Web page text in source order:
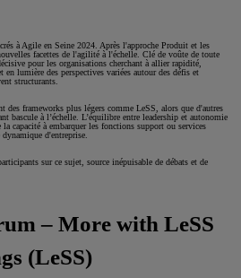
à Agile en Seine 2024. Après l'approche Produit et les
facettes de l'agilité à l'échelle. Clé de voûte de toute
pour les organisations cherchant à allier rapidité,
lumière des perspectives variées autour des défis et
structurants.
des frameworks plus légers comme LeSS, alors que d'autres
bascule à l’échelle. L’équilibre entre leadership et autonomie
capacité à embarquer les fonctions support ou services
d'entreprise.
sur ce sujet, source inépuisable de débats et de
– More with LeSS
(LeSS)